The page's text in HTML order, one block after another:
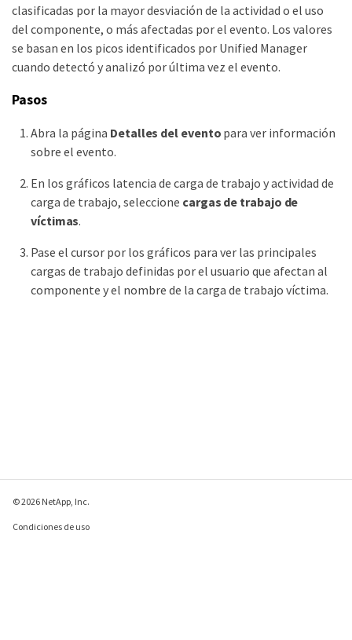
clasificadas por la mayor desviación de la actividad o el uso
del componente, o más afectadas por el evento. Los valores
se basan en los picos identificados por Unified Manager
cuando detectó y analizó por última vez el evento.
Pasos
Abra la página Detalles del evento para ver información
sobre el evento.
En los gráficos latencia de carga de trabajo y actividad de
carga de trabajo, seleccione cargas de trabajo de
víctimas.
Pase el cursor por los gráficos para ver las principales
cargas de trabajo definidas por el usuario que afectan al
componente y el nombre de la carga de trabajo víctima.
© 2026 NetApp, Inc.
Condiciones de uso